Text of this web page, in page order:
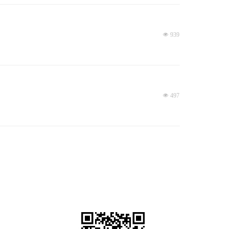
넶 939
넶 497